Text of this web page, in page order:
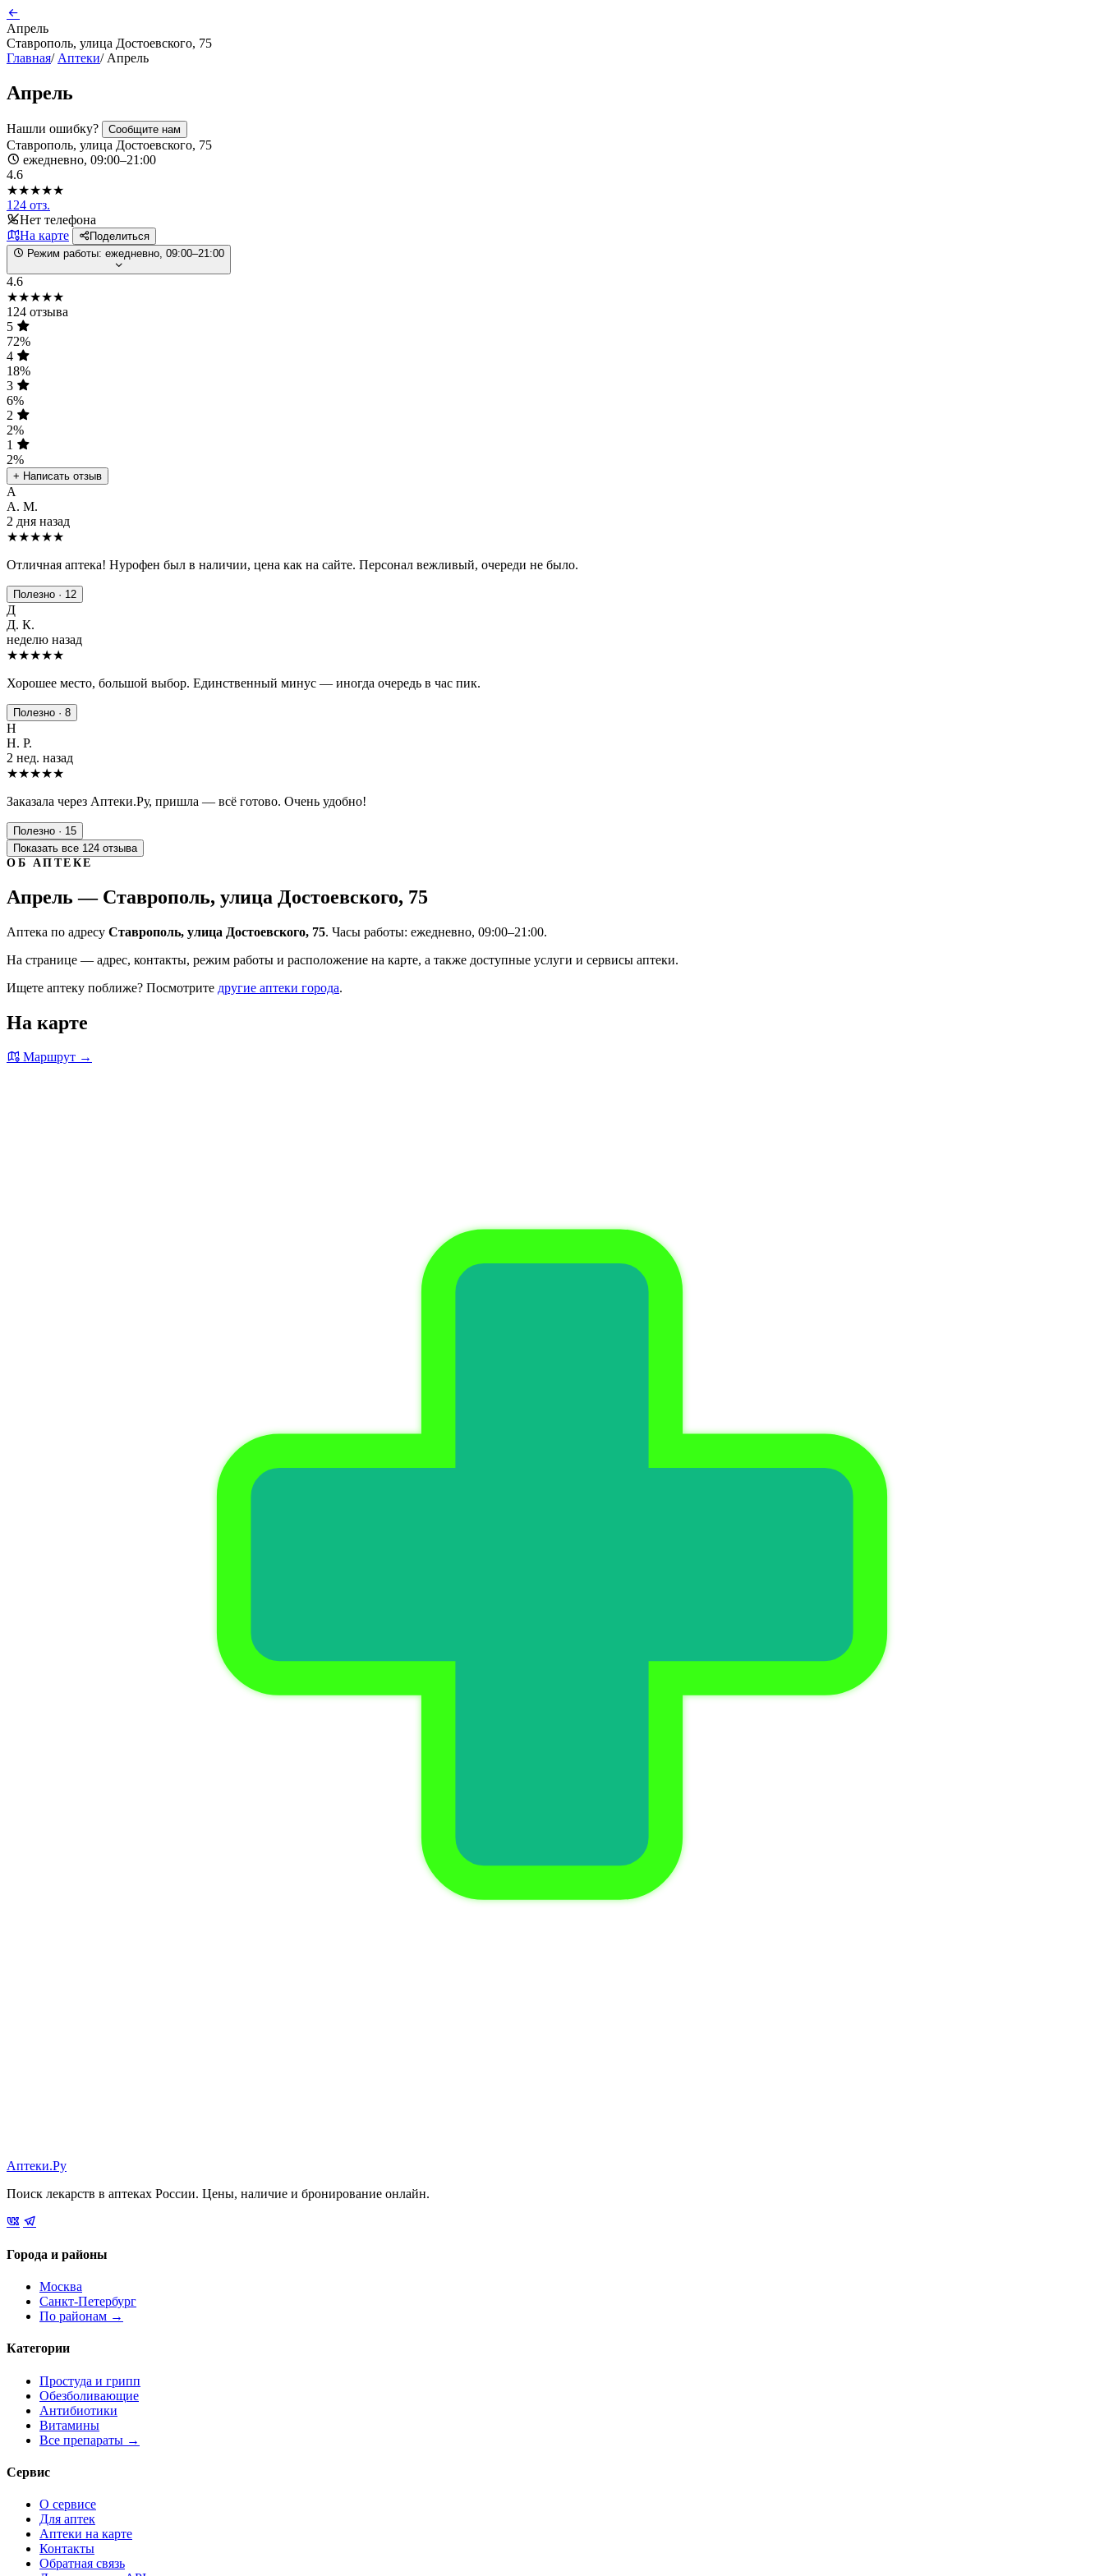
Апрель
Ставрополь, улица Достоевского, 75
Главная/ Аптеки/ Апрель
Апрель
Нашли ошибку? Сообщите нам
Ставрополь, улица Достоевского, 75
ежедневно, 09:00–21:00
4.6
★★★★★
124 отз.
Нет телефона
На карте
Поделиться
Режим работы: ежедневно, 09:00–21:00
4.6
★★★★★
124 отзыва
5
72%
4
18%
3
6%
2
2%
1
2%
+ Написать отзыв
А
А. М.
2 дня назад
★★★★★
Отличная аптека! Нурофен был в наличии, цена как на сайте. Персонал вежливый, очереди не было.
Полезно · 12
Д
Д. К.
неделю назад
★★★★★
Хорошее место, большой выбор. Единственный минус — иногда очередь в час пик.
Полезно · 8
Н
Н. Р.
2 нед. назад
★★★★★
Заказала через Аптеки.Ру, пришла — всё готово. Очень удобно!
Полезно · 15
Показать все 124 отзыва
ОБ АПТЕКЕ
Апрель — Ставрополь, улица Достоевского, 75
Аптека по адресу Ставрополь, улица Достоевского, 75. Часы работы: ежедневно, 09:00–21:00.
На странице — адрес, контакты, режим работы и расположение на карте, а также доступные услуги и сервисы аптеки.
Ищете аптеку поближе? Посмотрите другие аптеки города.
На карте
Маршрут →
Аптеки.Ру
Поиск лекарств в аптеках России. Цены, наличие и бронирование онлайн.
Города и районы
Москва
Санкт-Петербург
По районам →
Категории
Простуда и грипп
Обезболивающие
Антибиотики
Витамины
Все препараты →
Сервис
О сервисе
Для аптек
Аптеки на карте
Контакты
Обратная связь